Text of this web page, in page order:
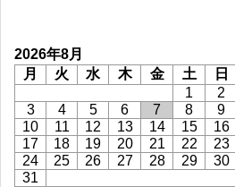
2026年8月
月
火 水 木 金 土 日
1
2
3
4 5 6 7 8
9
10
11 12 13 14 15
16
17
18 19 20 21 22
23
24
25 26 27 28 29
30
31